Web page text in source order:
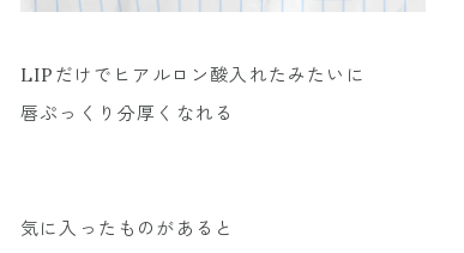
LIPだけでヒアルロン酸入れたみたいに
唇ぷっくり分厚くなれる
気に入ったものがあると